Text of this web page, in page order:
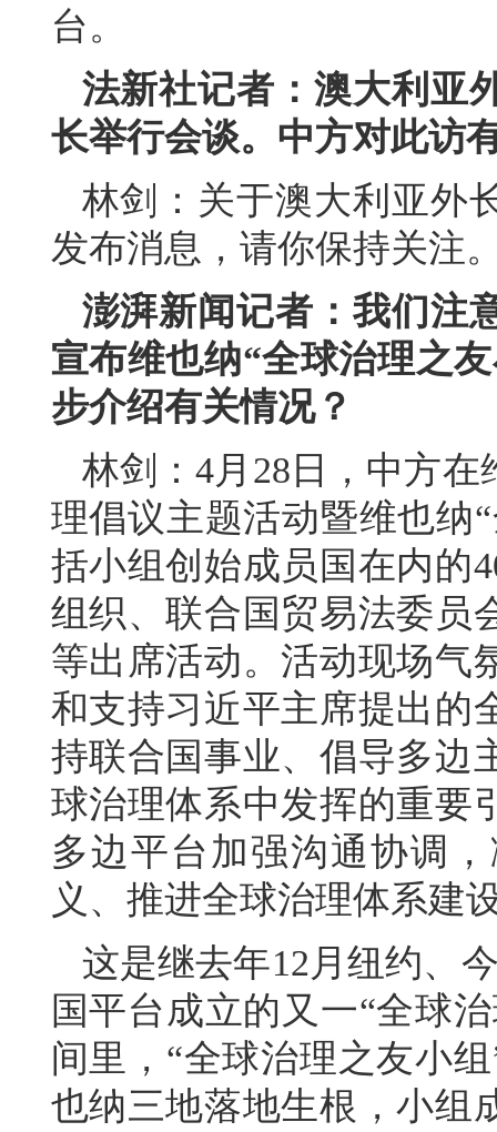
台。
法新社记者：澳大利亚
长举行会谈。中方对此访
林剑：关于澳大利亚外
发布消息，请你保持关注
澎湃新闻记者：我们注
宣布维也纳“全球治理之
步介绍有关情况？
林剑：4月28日，中方
理倡议主题活动暨维也纳
括小组创始成员国在内的
组织、联合国贸易法委员
等出席活动。活动现场气
和支持习近平主席提出的
持联合国事业、倡导多边
球治理体系中发挥的重要
多边平台加强沟通协调
义、推进全球治理体系建
这是继去年12月纽约、
国平台成立的又一“全球
间里，“全球治理之友小
也纳三地落地生根，小组